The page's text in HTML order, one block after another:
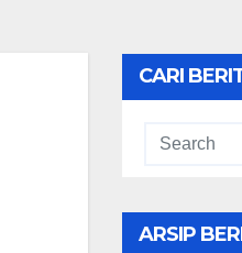
CARI
ARSIP